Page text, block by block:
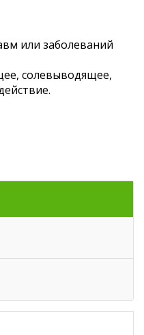
или заболеваний
солевыводящее,